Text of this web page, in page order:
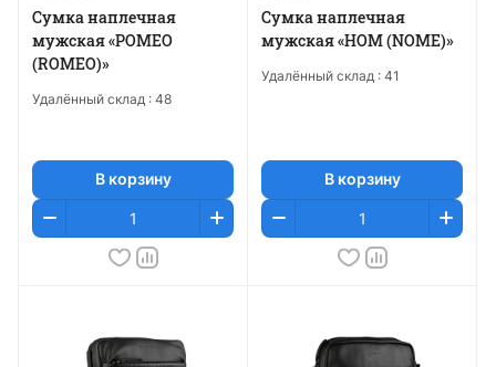
Сумка наплечная
мужская «РОМЕО
(ROMEO)»
Удалённый склад : 48
В корзину
Сумка наплечная
мужская «НОМ (NOME)»
Удалённый склад : 41
В корзину